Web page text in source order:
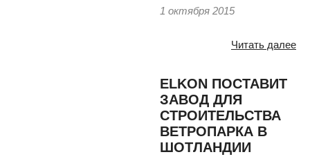
1 октября 2015
Читать далее
ELKON ПОСТАВИТ
ЗАВОД ДЛЯ
СТРОИТЕЛЬСТВА
ВЕТРОПАРКА В
ШОТЛАНДИИ